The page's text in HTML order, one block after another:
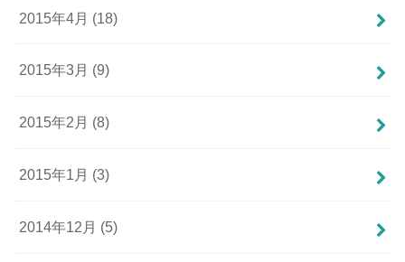
2015年4月 (18)
2015年3月 (9)
2015年2月 (8)
2015年1月 (3)
2014年12月 (5)